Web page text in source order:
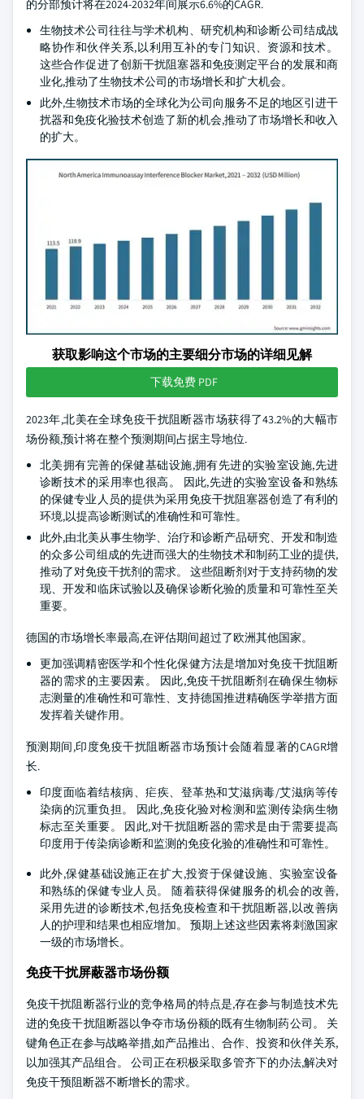
的分部预计将在2024-2032年间展示6.6%的CAGR.
生物技术公司往往与学术机构、研究机构和诊断公司结成战
略协作和伙伴关系,以利用互补的专门知识、资源和技术。
这些合作促进了创新干扰阻塞器和免疫测定平台的发展和商
业化,推动了生物技术公司的市场增长和扩大机会。
此外,生物技术市场的全球化为公司向服务不足的地区引进干
扰器和免疫化验技术创造了新的机会,推动了市场增长和收入
的扩大。
获取影响这个市场的主要细分市场的详细见解
下载免费 PDF
2023年,北美在全球免疫干扰阻断器市场获得了43.2%的大幅市
场份额,预计将在整个预测期间占据主导地位.
北美拥有完善的保健基础设施,拥有先进的实验室设施,先进
诊断技术的采用率也很高。 因此,先进的实验室设备和熟练
的保健专业人员的提供为采用免疫干扰阻塞器创造了有利的
环境,以提高诊断测试的准确性和可靠性。
此外,由北美从事生物学、治疗和诊断产品研究、开发和制造
的众多公司组成的先进而强大的生物技术和制药工业的提供,
推动了对免疫干扰剂的需求。 这些阻断剂对于支持药物的发
现、开发和临床试验以及确保诊断化验的质量和可靠性至关
重要。
德国的市场增长率最高,在评估期间超过了欧洲其他国家。
更加强调精密医学和个性化保健方法是增加对免疫干扰阻断
器的需求的主要因素。 因此,免疫干扰阻断剂在确保生物标
志测量的准确性和可靠性、支持德国推进精确医学举措方面
发挥着关键作用。
预测期间,印度免疫干扰阻断器市场预计会随着显著的CAGR增
长.
印度面临着结核病、疟疾、登革热和艾滋病毒/艾滋病等传
染病的沉重负担。 因此,免疫化验对检测和监测传染病生物
标志至关重要。 因此,对干扰阻断器的需求是由于需要提高
印度用于传染病诊断和监测的免疫化验的准确性和可靠性。
此外,保健基础设施正在扩大,投资于保健设施、实验室设备
和熟练的保健专业人员。 随着获得保健服务的机会的改善,
采用先进的诊断技术,包括免疫检查和干扰阻断器,以改善病
人的护理和结果也相应增加。 预期上述这些因素将刺激国家
一级的市场增长。
免疫干扰屏蔽器市场份额
免疫干扰阻断器行业的竞争格局的特点是,存在参与制造技术先
进的免疫干扰阻断器以争夺市场份额的既有生物制药公司。 关
键角色正在参与战略举措,如产品推出、合作、投资和伙伴关系,
以加强其产品组合。 公司正在积极采取多管齐下的办法,解决对
免疫干预阻断器不断增长的需求。